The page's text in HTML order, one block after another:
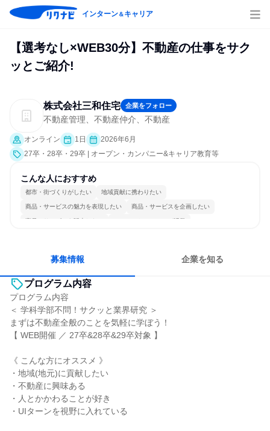
インターン＆キャリア
【選考なし×WEB30分】不動産の仕事をサク
ッとご紹介!
株式会社三和住宅 企業をフォロー
不動産管理、不動産仲介、不動産
オンライン 1日
2026年6月
27卒・28卒・29卒 | オープン・カンパニー&キャリア教育等
こんな人におすすめ
都市・街づくりがしたい 地域貢献に携わりたい
商品・サービスの魅力を表現したい 商品・サービスを企画したい
商品・サービスを販売したい コミュニケーションが活発
募集情報 企業を知る
プログラム内容
プログラム内容
＜ 学科学部不問！サクッと業界研究 ＞
まずは不動産全般のことを気軽に学ぼう！
【 WEB開催 ／ 27卒&28卒&29卒対象 】
《 こんな方にオススメ 》
・地域(地元)に貢献したい
・不動産に興味ある
・人とかかわることが好き
・UIターンを視野に入れている